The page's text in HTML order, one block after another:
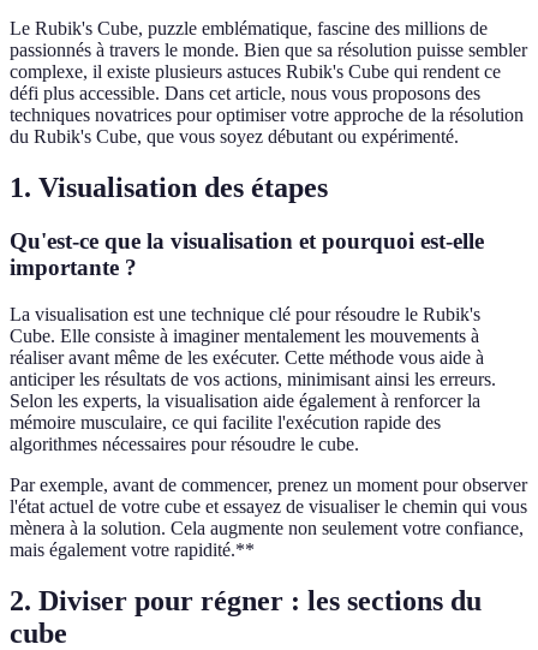
Le Rubik's Cube, puzzle emblématique, fascine des millions de
passionnés à travers le monde. Bien que sa résolution puisse sembler
complexe, il existe plusieurs astuces Rubik's Cube qui rendent ce
défi plus accessible. Dans cet article, nous vous proposons des
techniques novatrices pour optimiser votre approche de la résolution
du Rubik's Cube, que vous soyez débutant ou expérimenté.
1. Visualisation des étapes
Qu'est-ce que la visualisation et pourquoi est-elle
importante ?
La visualisation est une technique clé pour résoudre le Rubik's
Cube. Elle consiste à imaginer mentalement les mouvements à
réaliser avant même de les exécuter. Cette méthode vous aide à
anticiper les résultats de vos actions, minimisant ainsi les erreurs.
Selon les experts, la visualisation aide également à renforcer la
mémoire musculaire, ce qui facilite l'exécution rapide des
algorithmes nécessaires pour résoudre le cube.
Par exemple, avant de commencer, prenez un moment pour observer
l'état actuel de votre cube et essayez de visualiser le chemin qui vous
mènera à la solution. Cela augmente non seulement votre confiance,
mais également votre rapidité.**
2. Diviser pour régner : les sections du
cube